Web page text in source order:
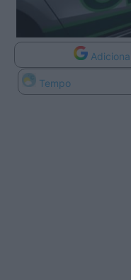
Tempo